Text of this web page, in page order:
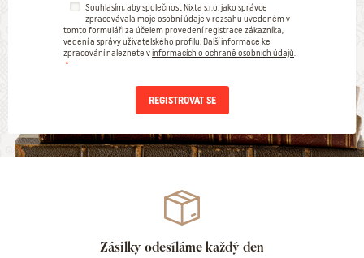
Souhlasím, aby společnost Nixta s.r.o. jako správce
zpracovávala moje osobní údaje v rozsahu uvedeném v
tomto formuláři za účelem provedení registrace zákazníka,
vedení a správy uživatelského profilu. Další informace ke
zpracování naleznete vinformacích o ochraně osobních údajů
REGISTROVAT SE
Zásilky odesíláme každý den